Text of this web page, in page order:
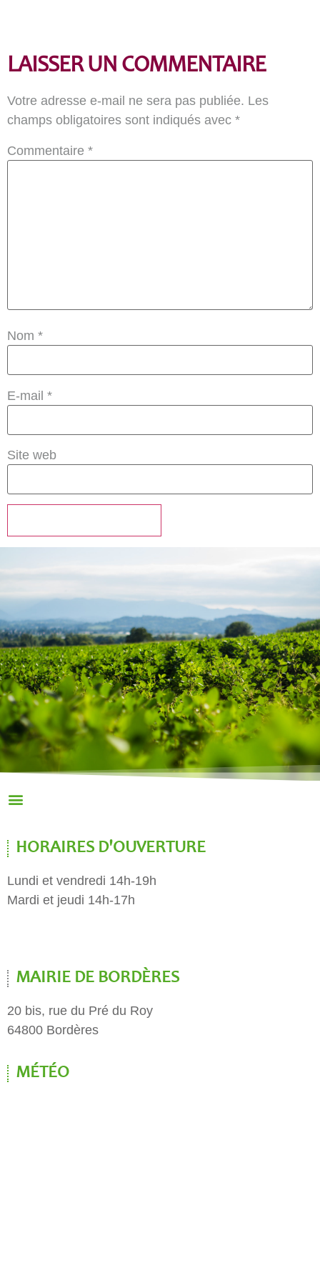
LAISSER UN COMMENTAIRE
Votre adresse e-mail ne sera pas publiée. Les
champs obligatoires sont indiqués avec *
Commentaire *
Nom *
E-mail *
Site web
HORAIRES D'OUVERTURE
Lundi et vendredi 14h-19h
Mardi et jeudi 14h-17h
MAIRIE DE BORDÈRES
20 bis, rue du Pré du Roy
64800 Bordères
MÉTÉO